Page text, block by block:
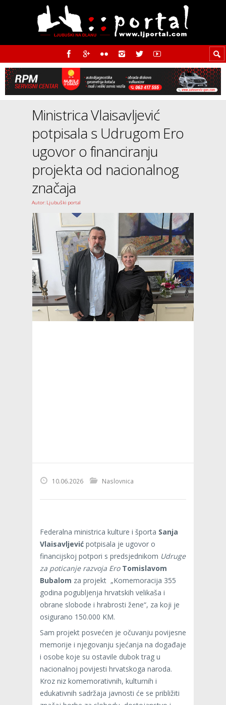
Ministrica Vlaisavljević
potpisala s Udrugom Ero
ugovor o financiranju
projekta od nacionalnog
značaja
Autor: Ljubuški portal
10.06.2026 Naslovnica
Federalna ministrica kulture i športa Sanja
Vlaisavljević potpisala je ugovor o
financijskoj potpori s predsjednikom Udruge
za poticanje razvoja Ero Tomislavom
Bubalom za projekt „Komemoracija 355
godina pogubljenja hrvatskih velikaša i
obrane slobode i hrabrosti žene“, za koji je
osigurano 150.000 KM.
Sam projekt posvećen je očuvanju povijesne
memorije i njegovanju sjećanja na događaje
i osobe koje su ostavile dubok trag u
nacionalnoj povijesti hrvatskoga naroda.
Kroz niz komemorativnih, kulturnih i
edukativnih sadržaja javnosti će se približiti